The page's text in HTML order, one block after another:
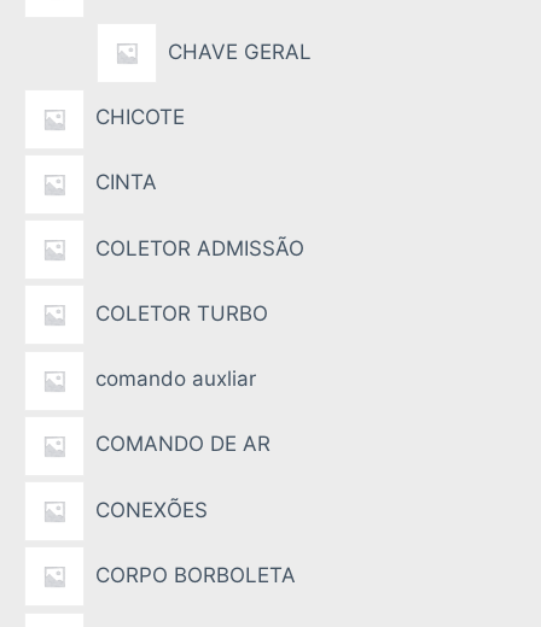
CHAVE GERAL
CHICOTE
CINTA
COLETOR ADMISSÃO
COLETOR TURBO
comando auxliar
COMANDO DE AR
CONEXÕES
CORPO BORBOLETA